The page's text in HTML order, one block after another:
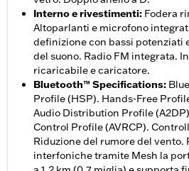
Interno e rivestimenti: Fodera
Altoparlanti e microfono
definizione con bassi potenziati
del suono. Radio FM integrata.
ricaricabile e caricatore.
Bluetooth™ Specifications:
Profile (HSP). Hands-Free
Audio Distribution Profile
Control Profile (AVRCP).
Riduzione del rumore del vento.
interfoniche tramite Mesh la